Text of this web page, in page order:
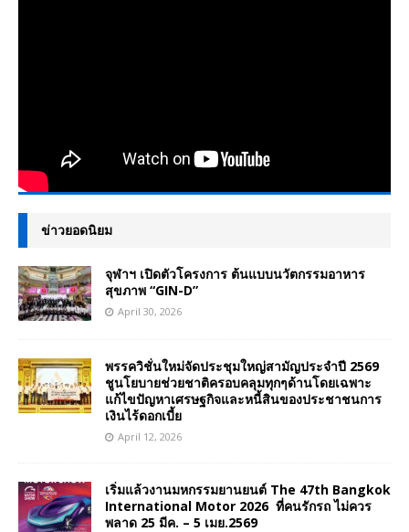
ข่าวยอดนิยม
จุฬาฯ เปิดตัวโครงการ ต้นแบบนวัตกรรมอาหาร
สุขภาพ “GIN-D”
April 30, 2026
พรรควิชั่นใหม่จัดประชุมใหญ่สามัญประจำปี 2569
ชูนโยบายช่วยชาติครอบคลุมทุกๆด้านโดยเฉพาะ
แก้ไขปัญหาเศรษฐกิจและหนี้สินของประชาชนการ
เงินไร้ดอกเบี้ย
April 12, 2026
เริ่มแล้วงานมหกรรมยานยนต์ The 47th Bangkok
International Motor 2026 ที่คนรักรถ ไม่ควร
พลาด 25 มีค. – 5 เมย.2569